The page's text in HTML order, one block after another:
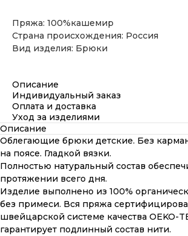
Пряжа: 100%кашемир
Страна происхождения: Россия
Вид изделия: Брюки
Описание
Индивидуальный заказ
Оплата и доставка
Уход за изделиями
Описание
Облегающие брюки детские. Без
на поясе. Гладкой вязки.
Полностью натуральный состав
протяжении всего дня.
Изделие выполнено из 100%
без примеси. Вся пряжа
швейцарской системе качества OEKO-
гарантирует подлинный состав нити.